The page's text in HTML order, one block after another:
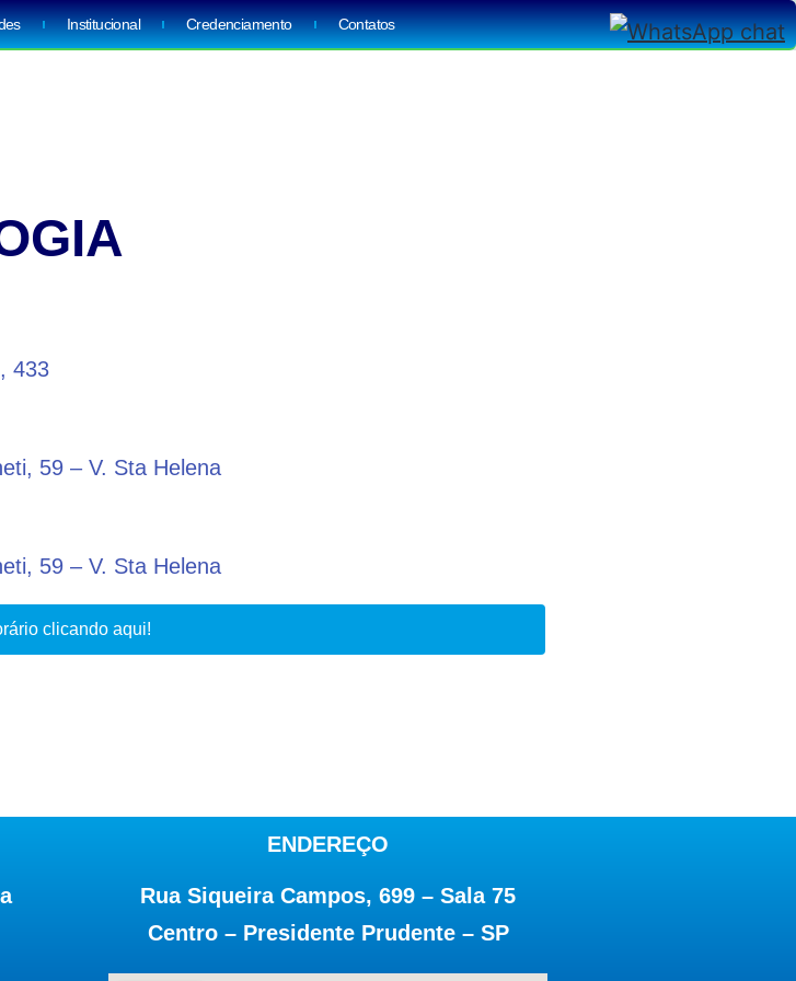
Institucional Credenciamento Contatos
433
59 – V. Sta Helena
59 – V. Sta Helena
clicando aqui!
ENDEREÇO
Rua Siqueira Campos, 699 – Sala 75
Centro – Presidente Prudente – SP